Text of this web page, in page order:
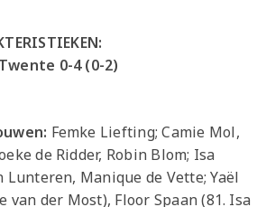
0-4 (0-2)
Femke Liefting; Camie Mol,
de Ridder, Robin Blom; Isa
Lunteren, Manique de Vette; Yaël
van der Most), Floor Spaan (81. Isa